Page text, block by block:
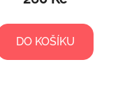
DO KOŠÍKU